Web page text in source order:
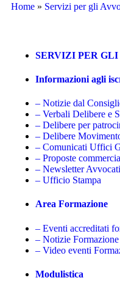
Home » Servizi per gli
SERVIZI PER
Informazioni agli
– Notizie dal
– Verbali Delibere e
– Delibere per
– Delibere
– Comunicati Uffici
– Proposte
– Newsletter
– Ufficio Stampa
Area Formazione
– Eventi accreditati
– Notizie
– Video eventi
Modulistica